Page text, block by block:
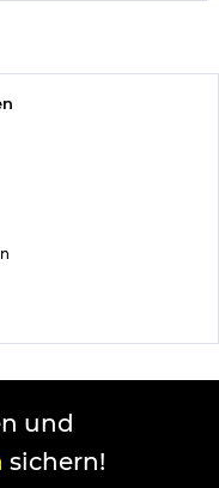
und
sichern!